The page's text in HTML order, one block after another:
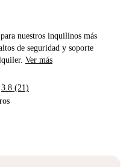
nuestros inquilinos más
de seguridad y soporte
Ver más
3.8 (21)